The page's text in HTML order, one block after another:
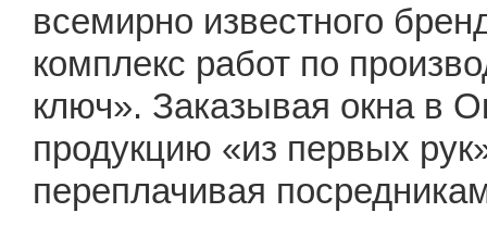
всемирно известного
комплекс работ по
ключ». Заказывая окна в
продукцию «из первых
переплачивая